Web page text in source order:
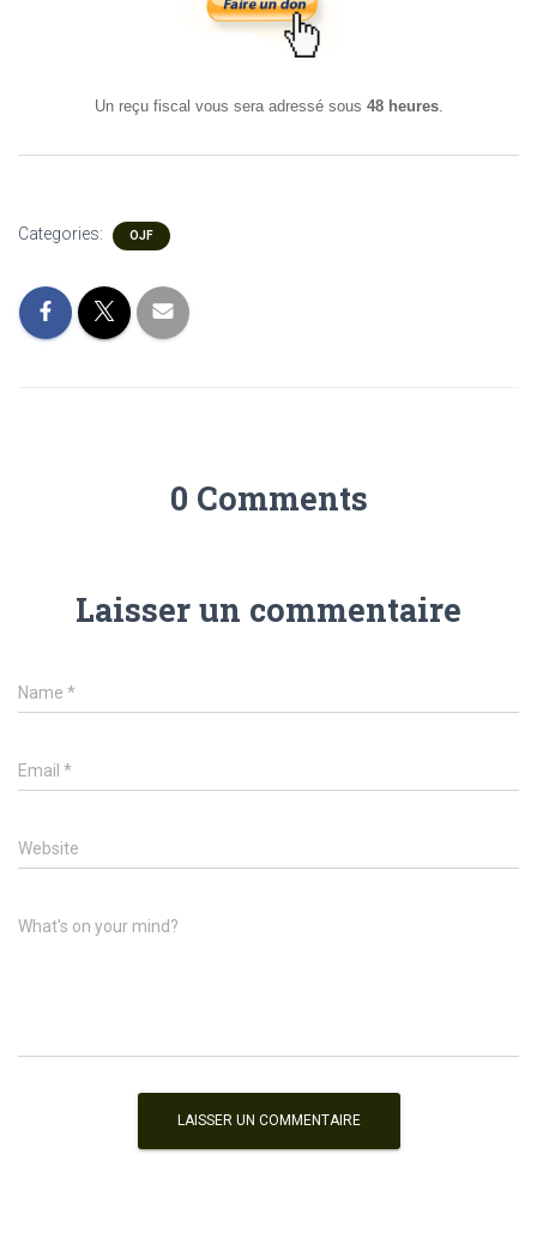
Un reçu fiscal vous sera adressé sous 48 heures.
Categories: OJF
0 Comments
Laisser un commentaire
Name *
Email *
Website
What's on your mind?